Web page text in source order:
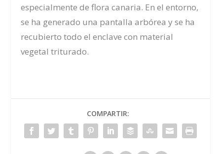
especialmentedeflora canaria. En el entorno,
se ha generado una pantalla arbórea y se ha
recubiertotodo elenclave con material
vegetal triturado.
COMPARTIR: